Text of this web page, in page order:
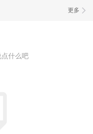
更多
什么吧